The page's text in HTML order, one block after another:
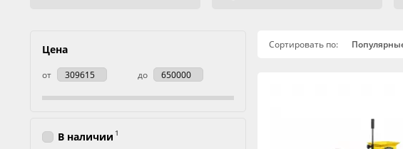
Сортировать по:
Цена
от до
В наличии 1